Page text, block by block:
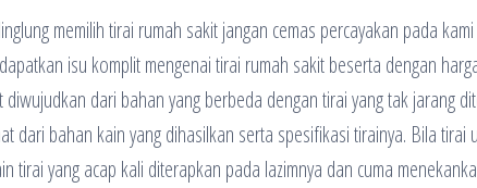
memilih tirai rumah sakit jangan cemas percayakan pada
isu komplit mengenai tirai rumah sakit beserta dengan
dari bahan yang berbeda dengan tirai yang tak jarang
dari bahan kain yang dihasilkan serta spesifikasi tirainya. Bila
tirai yang acap kali diterapkan pada lazimnya dan cuma